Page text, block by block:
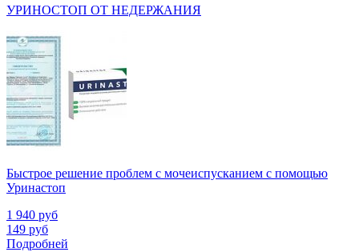
УРИНОСТОП ОТ НЕДЕРЖАНИЯ
Быстрое решение проблем с мочеиспусканием с помощью
Уринастоп
1 940 руб
149 руб
Подробней